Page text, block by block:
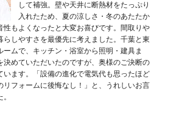
して補強。壁や天井に断熱材をたっぷり
入れたため、夏の涼しさ・冬のあたたか
性もよくなったと大変お喜びです。間取りや
らしやすさを最優先に考えました。千葉と東
ームで、キッチン・浴室から照明・建具ま
決めていただいたのですが、奥様のご決断の
います。「設備の進化で電気代も思ったほど
リフォームに後悔なし！」と、うれしいお言